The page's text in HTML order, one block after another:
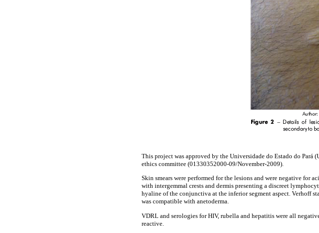
This project was approved by the Universidade do Estado do Pará
ethics committee (01330352000-09/November-2009).
Skin smears were performed for the lesions and were negative for
with intergemmal crests and dermis presenting a discreet
hyaline of the conjunctiva at the inferior segment aspect. Verhoff
was compatible with anetoderma.
VDRL and serologies for HIV, rubella and hepatitis were all
reactive.